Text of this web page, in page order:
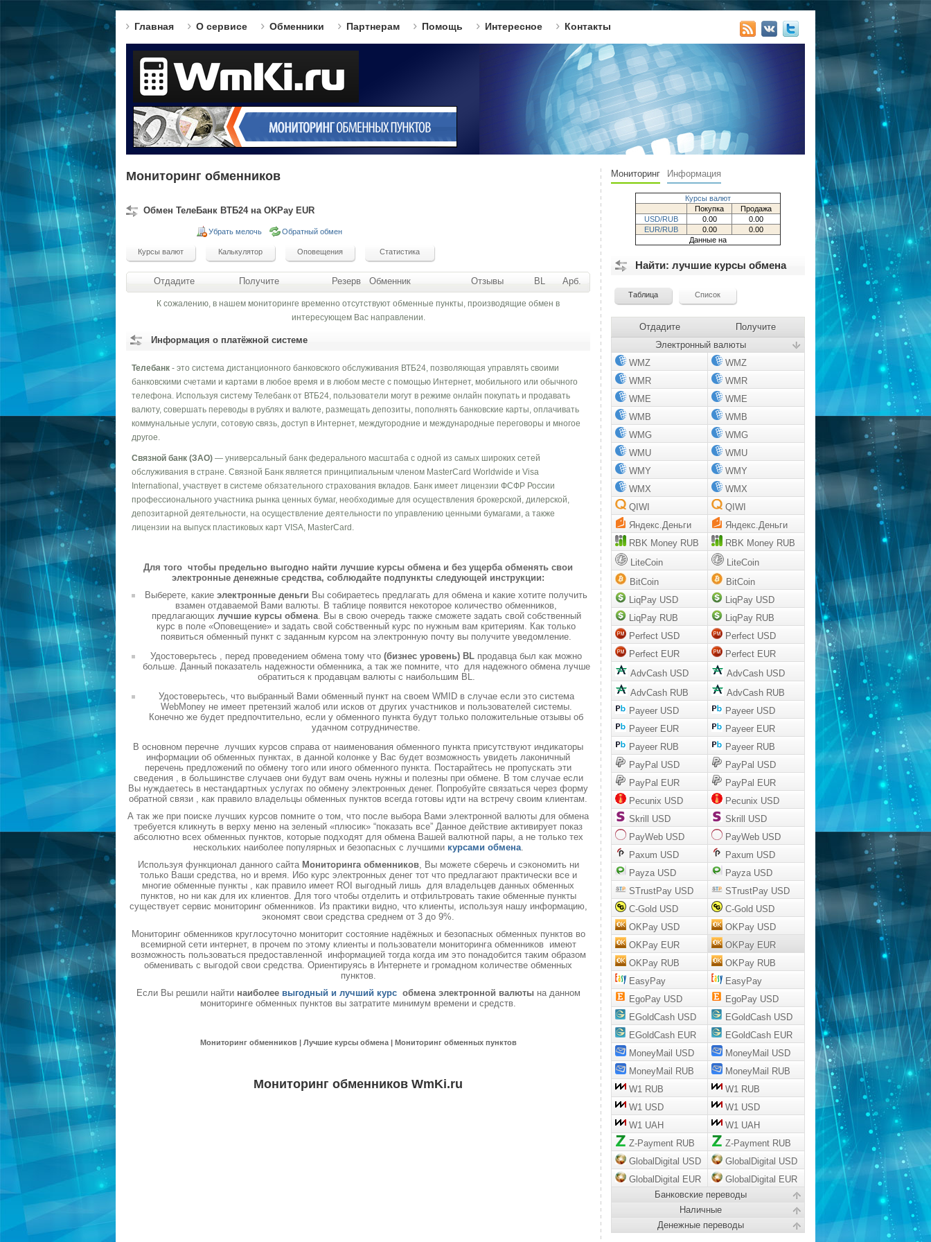
Главная О сервисе Обменники Партнерам Помощь Интересное Контакты
Мониторинг обменников
Обмен ТелеБанк ВТБ24 на OKPay EUR
Убрать мелочь Обратный обмен
Отдадите Получите Резерв Обменник Отзывы BL Арб.
К сожалению, в нашем мониторинге временно отсутствуют обменные пункты, производящие обмен в
интересующем Вас направлении.
Информация о платёжной системе
Телебанк - это система дистанционного банковского обслуживания ВТБ24, позволяющая управлять своими
банковскими счетами и картами в любое время и в любом месте с помощью Интернет, мобильного или обычного
телефона. Используя систему Телебанк от ВТБ24, пользователи могут в режиме онлайн покупать и продавать
валюту, совершать переводы в рублях и валюте, размещать депозиты, пополнять банковские карты, оплачивать
коммунальные услуги, сотовую связь, доступ в Интернет, междугородние и международные переговоры и многое
другое.
Связной банк (ЗАО) — универсальный банк федерального масштаба с одной из самых широких сетей
обслуживания в стране. Связной Банк является принципиальным членом MasterCard Worldwide и Visa
International, участвует в системе обязательного страхования вкладов. Банк имеет лицензии ФСФР России
профессионального участника рынка ценных бумаг, необходимые для осуществления брокерской, дилерской,
депозитарной деятельности, на осуществление деятельности по управлению ценными бумагами, а также
лицензии на выпуск пластиковых карт VISA, MasterCard.
Для того чтобы предельно выгодно найти лучшие курсы обмена и без ущерба обменять свои
электронные денежные средства, соблюдайте подпункты следующей инструкции:
Выберете, какие электронные деньги Вы собираетесь предлагать для обмена и какие хотите получить
взамен отдаваемой Вами валюты. В таблице появится некоторое количество обменников,
предлагающих лучшие курсы обмена. Вы в свою очередь также сможете задать свой собственный
курс в поле «Оповещение» и задать свой собственный курс по нужным вам критериям. Как только
появиться обменный пункт с заданным курсом на электронную почту вы получите уведомление.
Удостоверьтесь , перед проведением обмена тому что (бизнес уровень) BL продавца был как можно
больше. Данный показатель надежности обменника, а так же помните, что для надежного обмена лучше
обратиться к продавцам валюты с наибольшим BL.
Удостоверьтесь, что выбранный Вами обменный пункт на своем WMID в случае если это система
WebMoney не имеет претензий жалоб или исков от других участников и пользователей системы.
Конечно же будет предпочтительно, если у обменного пункта будут только положительные отзывы об
удачном сотрудничестве.
В основном перечне лучших курсов справа от наименования обменного пункта присутствуют индикаторы
информации об обменных пунктах, в данной колонке у Вас будет возможность увидеть лаконичный
перечень предложений по обмену того или иного обменного пункта. Постарайтесь не пропускать эти
сведения , в большинстве случаев они будут вам очень нужны и полезны при обмене. В том случае если
Вы нуждаетесь в нестандартных услугах по обмену электронных денег. Попробуйте связаться через форму
обратной связи , как правило владельцы обменных пунктов всегда готовы идти на встречу своим клиентам.
А так же при поиске лучших курсов помните о том, что после выбора Вами электронной валюты для обмена
требуется кликнуть в верху меню на зеленый «плюсик» “показать все” Данное действие активирует показ
абсолютно всех обменных пунктов, которые подходят для обмена Вашей валютной пары, а не только тех
нескольких наиболее популярных и безопасных с лучшими курсами обмена.
Используя функционал данного сайта Мониторинга обменников, Вы можете сберечь и сэкономить ни
только Ваши средства, но и время. Ибо курс электронных денег тот что предлагают практически все и
многие обменные пункты , как правило имеет ROI выгодный лишь для владельцев данных обменных
пунктов, но ни как для их клиентов. Для того чтобы отделить и отфильтровать такие обменные пункты
существует сервис мониторинг обменников. Из практики видно, что клиенты, используя нашу информацию,
экономят свои средства среднем от 3 до 9%.
Мониторинг обменников круглосуточно мониторит состояние надёжных и безопасных обменных пунктов во
всемирной сети интернет, в прочем по этому клиенты и пользователи мониторинга обменников имеют
возможность пользоваться предоставленной информацией тогда когда им это понадобится таким образом
обменивать с выгодой свои средства. Ориентируясь в Интернете и громадном количестве обменных
пунктов.
Если Вы решили найти наиболее выгодный и лучший курс обмена электронной валюты на данном
мониторинге обменных пунктов вы затратите минимум времени и средств.
Мониторинг обменников | Лучшие курсы обмена | Мониторинг обменных пунктов
Мониторинг обменников WmKi.ru
Мониторинг Информация
Курсы валют
Покупка
Продажа
USD/RUB
0.00
0.00
EUR/RUB
0.00
0.00
Данные на
Найти: лучшие курсы обмена
Отдадите
Получите
Электронный валюты
WMZ
WMZ
WMR
WMR
WME
WME
WMB
WMB
WMG
WMG
WMU
WMU
WMY
WMY
WMX
WMX
QIWI
QIWI
Яндекс.Деньги
Яндекс.Деньги
RBK Money RUB
RBK Money RUB
LiteCoin
LiteCoin
BitCoin
BitCoin
LiqPay USD
LiqPay USD
LiqPay RUB
LiqPay RUB
Perfect USD
Perfect USD
Perfect EUR
Perfect EUR
AdvCash USD
AdvCash USD
AdvCash RUB
AdvCash RUB
Payeer USD
Payeer USD
Payeer EUR
Payeer EUR
Payeer RUB
Payeer RUB
PayPal USD
PayPal USD
PayPal EUR
PayPal EUR
Pecunix USD
Pecunix USD
Skrill USD
Skrill USD
PayWeb USD
PayWeb USD
Paxum USD
Paxum USD
Payza USD
Payza USD
STrustPay USD
STrustPay USD
C-Gold USD
C-Gold USD
OKPay USD
OKPay USD
OKPay EUR
OKPay EUR
OKPay RUB
OKPay RUB
EasyPay
EasyPay
EgoPay USD
EgoPay USD
EGoldCash USD
EGoldCash USD
EGoldCash EUR
EGoldCash EUR
MoneyMail USD
MoneyMail USD
MoneyMail RUB
MoneyMail RUB
W1 RUB
W1 RUB
W1 USD
W1 USD
W1 UAH
W1 UAH
Z-Payment RUB
Z-Payment RUB
GlobalDigital USD
GlobalDigital USD
GlobalDigital EUR
GlobalDigital EUR
Банковские переводы
Наличные
Денежные переводы